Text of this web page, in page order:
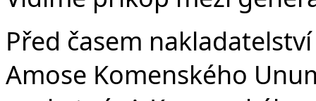
Před časem
Amose Komenského